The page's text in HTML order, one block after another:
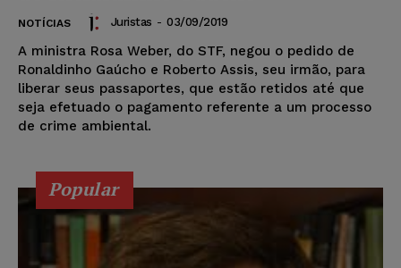
NOTÍCIAS Juristas - 03/09/2019
A ministra Rosa Weber, do STF, negou o pedido de
Ronaldinho Gaúcho e Roberto Assis, seu irmão, para
liberar seus passaportes, que estão retidos até que
seja efetuado o pagamento referente a um processo
de crime ambiental.
Popular